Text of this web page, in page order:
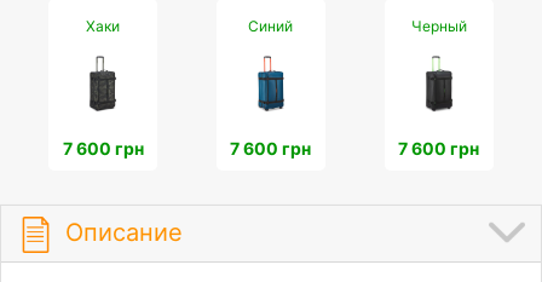
Хаки
7 600 грн
Синий
7 600 грн
Черный
7 600 грн
Описание